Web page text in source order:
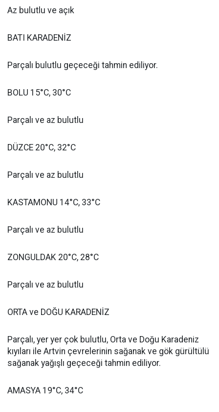
Az bulutlu ve açık
BATI KARADENİZ
Parçalı bulutlu geçeceği tahmin ediliyor.
BOLU 15°C, 30°C
Parçalı ve az bulutlu
DÜZCE 20°C, 32°C
Parçalı ve az bulutlu
KASTAMONU 14°C, 33°C
Parçalı ve az bulutlu
ZONGULDAK 20°C, 28°C
Parçalı ve az bulutlu
ORTA ve DOĞU KARADENİZ
Parçalı, yer yer çok bulutlu, Orta ve Doğu Karadeniz
kıyıları ile Artvin çevrelerinin sağanak ve gök gürültülü
sağanak yağışlı geçeceği tahmin ediliyor.
AMASYA 19°C, 34°C